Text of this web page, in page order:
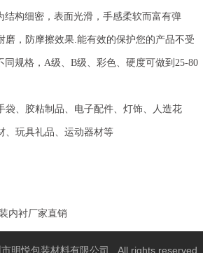
结构细密，表面光滑，手感柔软而富有弹
磨，防摩擦效果 .能有效的保护您的产品不受
同规格，A级、B级、彩色、硬度可做到25-80
袋、胶粘制品、电子配件、灯饰、人造花
、玩具礼品、运动器材等
内衬厂家直销
明悦包装材料有限公司 .All rights reserved.